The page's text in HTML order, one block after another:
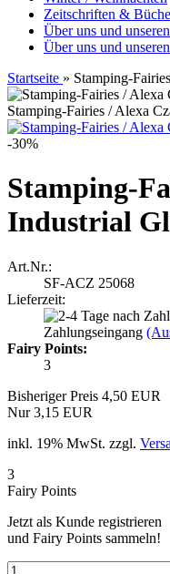
Zeitschriften &
Über uns und
Über uns und
Startseite » Stamping-
Stamping-Fairies / Alexa
-30%
Stamping-
Industrial
Art.Nr.:
SF-ACZ 25068
Lieferzeit:
Zahlungseingang
Fairy Points:
3
Bisheriger Preis 4,50 EUR
Nur 3,15 EUR
inkl. 19% MwSt. zzgl.
3
Fairy Points
Jetzt als Kunde registrieren
und Fairy Points sammeln!